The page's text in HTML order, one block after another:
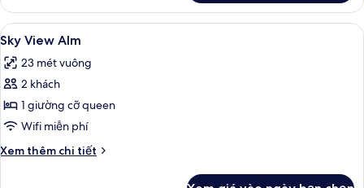
Phòng
Xem
tất
cả
ảnh
Sky
View
Alm
Két bảo mật tại phòng, bàn, màn/
8
Sky View Alm
23 mét vuông
2 khách
1 giường cỡ queen
Wifi miễn phí
Xem thêm chi tiết
Chi